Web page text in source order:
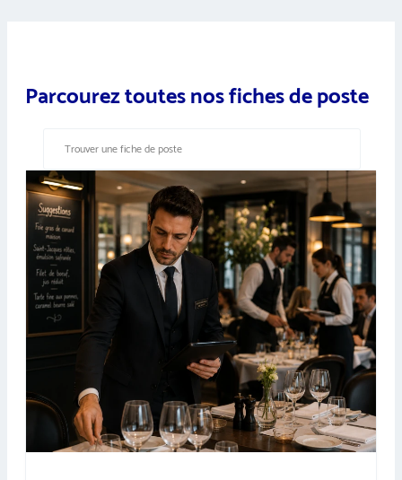
Parcourez toutes nos fiches de poste